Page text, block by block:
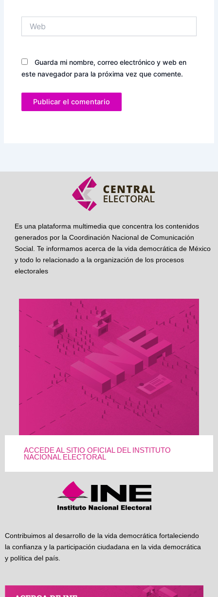
Guarda mi nombre, correo electrónico y web en
este navegador para la próxima vez que comente.
Es una plataforma multimedia que concentra los contenidos
generados por la Coordinación Nacional de Comunicación
Social. Te informamos acerca de la vida democrática de México
y todo lo relacionado a la organización de los procesos
electorales
ACCEDE AL SITIO OFICIAL DEL INSTITUTO
NACIONAL ELECTORAL
Contribuimos al desarrollo de la vida democrática fortaleciendo
la confianza y la participación ciudadana en la vida democrática
y política del país.